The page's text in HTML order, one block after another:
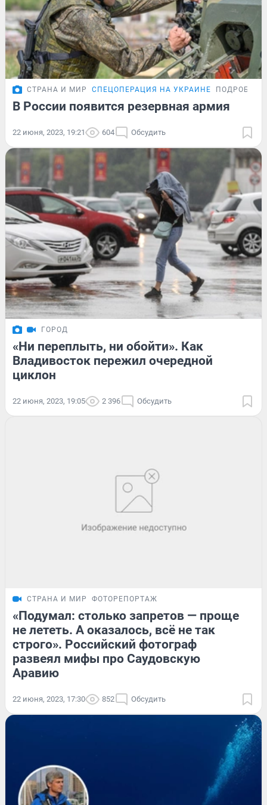
СТРАНА И МИР СПЕЦОПЕРАЦИЯ НА УКРАИНЕ
В России появится резервная армия
22 июня, 2023, 19:21 604 Обсудить
ГОРОД
«Ни переплыть, ни обойти». Как
Владивосток пережил очередной
циклон
22 июня, 2023, 19:05 2 396 Обсудить
СТРАНА И МИР ФОТОРЕПОРТАЖ
«Подумал: столько запретов — проще
не лететь. А оказалось, всё не так
строго». Российский фотограф
развеял мифы про Саудовскую
Аравию
22 июня, 2023, 17:30 852 Обсудить